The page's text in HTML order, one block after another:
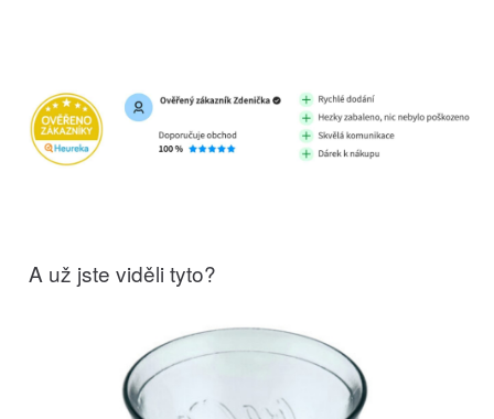
A už jste viděli tyto?